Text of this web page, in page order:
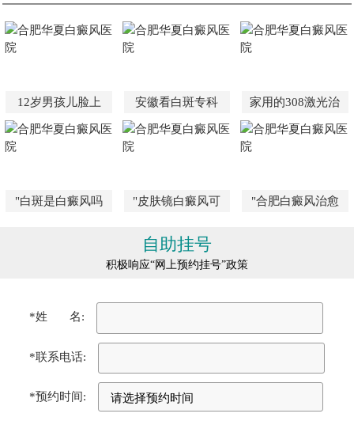
12岁男孩儿脸上 安徽看白斑专科 家用的308激光治
"白斑是白癜风吗 "皮肤镜白癜风可 "合肥白癜风治愈
自助挂号
积极响应“网上预约挂号”政策
*姓 名:
*联系电话:
*预约时间: